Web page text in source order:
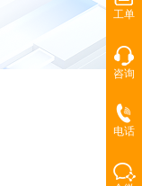
工单
咨询
电话